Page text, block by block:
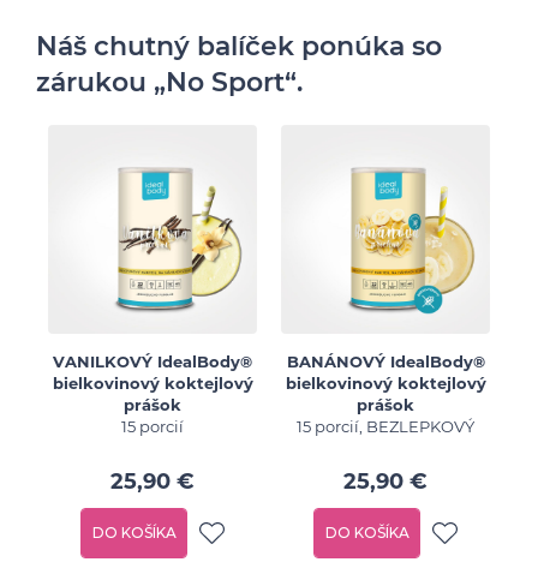
Náš chutný balíček ponúka so
zárukou „No Sport“.
VANILKOVÝ IdealBody®
bielkovinový koktejlový
prášok
15 porcií
25,90 €
DO KOŠÍKA
BANÁNOVÝ IdealBody®
bielkovinový koktejlový
prášok
15 porcií, BEZLEPKOVÝ
25,90 €
DO KOŠÍKA